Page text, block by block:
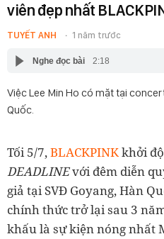
viên đẹp nhất
TUYẾT ANH 1 năm trước
Nghe đọc bài 2:18
Việc Lee Min Ho có mặt tại
Quốc.
Tối 5/7,BLACKPINKkhởi
DEADLINEvới đêm diễn
giả tại SVĐ Goyang, Hàn
chính thức trở lại sau 3
khấu là sự kiện nóng nhất